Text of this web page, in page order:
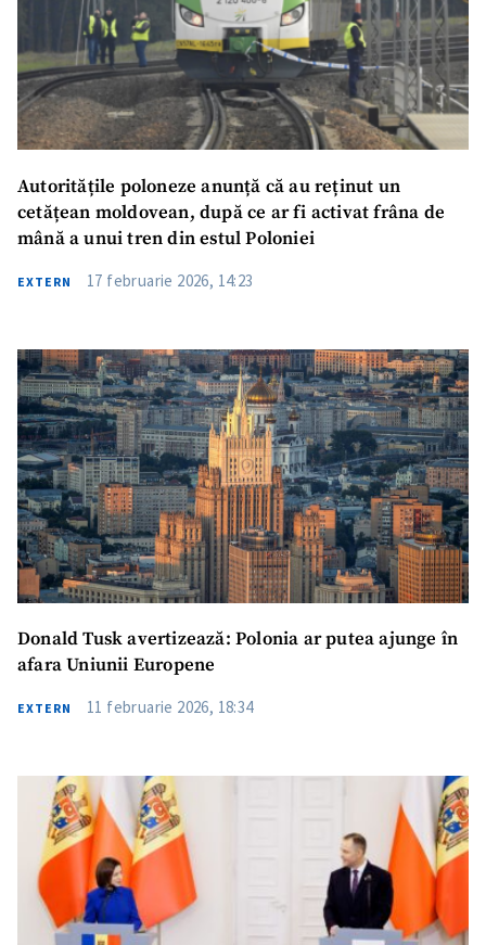
Autoritățile poloneze anunță că au reținut un
cetățean moldovean, după ce ar fi activat frâna de
mână a unui tren din estul Poloniei
EXTERN 17 februarie 2026, 14:23
Donald Tusk avertizează: Polonia ar putea ajunge în
afara Uniunii Europene
EXTERN 11 februarie 2026, 18:34
ȘTIREA MEA